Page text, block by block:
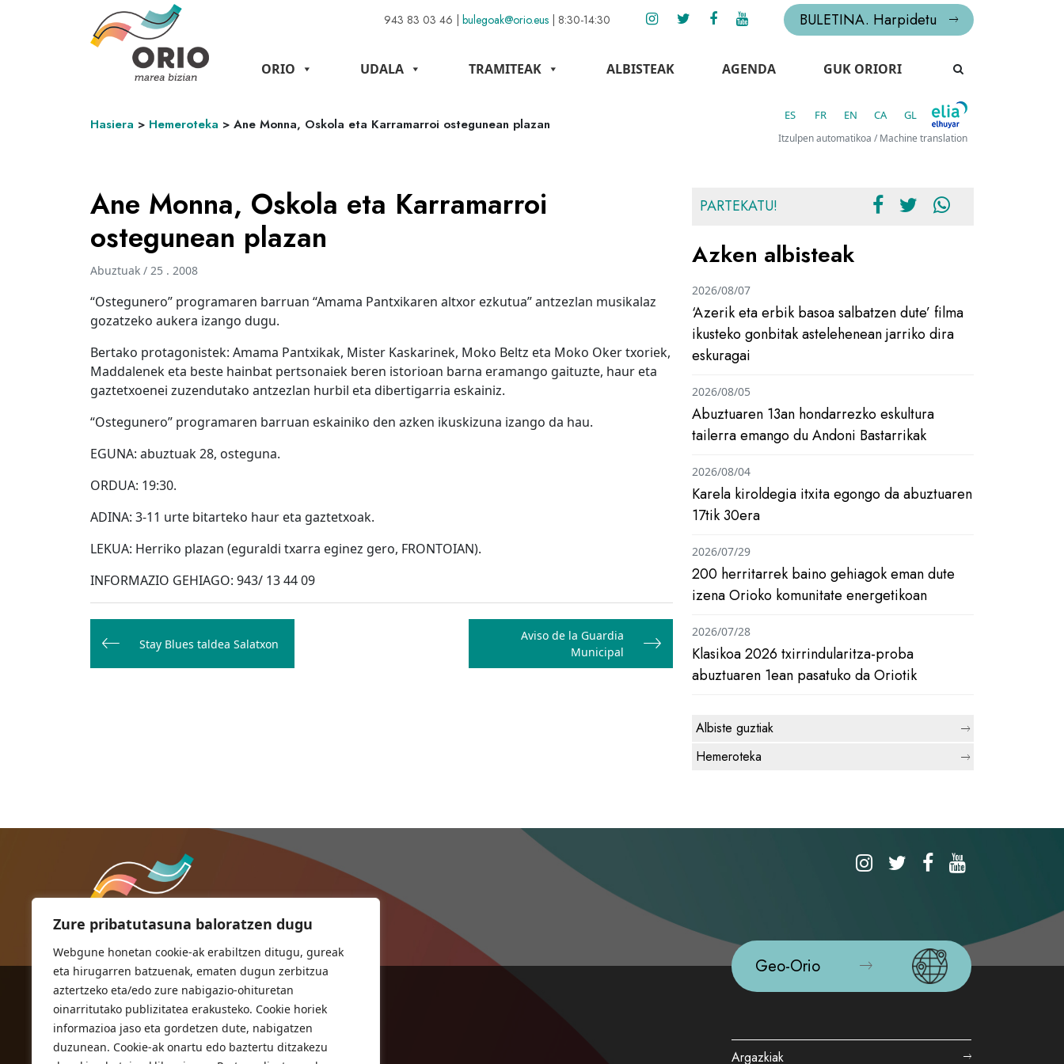
Zure pribatutasuna baloratzen dugu
Webgune honetan cookie-ak erabiltzen ditugu, gureak
eta hirugarren batzuenak, ematen dugun zerbitzua
aztertzeko eta/edo zure nabigazio-ohituretan
oinarritutako publizitatea erakusteko. Cookie horiek
informazioa jaso eta gordetzen dute, nabigatzen
duzunean. Cookie-ak onartu edo baztertu ditzakezu
943 83 03 46 | bulegoak@orio.eus | 8:30-14:30 BULETINA. Harpidetu
ORIO UDALA TRAMITEAK ALBISTEAK AGENDA GUK ORIORI
Hasiera > Hemeroteka > Ane Monna, Oskola eta Karramarroi ostegunean plazan
ES FR EN CA GL
Itzulpen automatikoa / Machine translation
Ane Monna, Oskola eta Karramarroi
ostegunean plazan
Abuztuak / 25 . 2008
“Ostegunero” programaren barruan “Amama Pantxikaren altxor ezkutua” antzezlan musikalaz
gozatzeko aukera izango dugu.
Bertako protagonistek: Amama Pantxikak, Mister Kaskarinek, Moko Beltz eta Moko Oker txoriek,
Maddalenek eta beste hainbat pertsonaiek beren istorioan barna eramango gaituzte, haur eta
gaztetxoenei zuzendutako antzezlan hurbil eta dibertigarria eskainiz.
“Ostegunero” programaren barruan eskainiko den azken ikuskizuna izango da hau.
EGUNA: abuztuak 28, osteguna.
ORDUA: 19:30.
ADINA: 3-11 urte bitarteko haur eta gaztetxoak.
LEKUA: Herriko plazan (eguraldi txarra eginez gero, FRONTOIAN).
INFORMAZIO GEHIAGO: 943/ 13 44 09
Bidalketetan
zehar
nabigatu
Stay Blues taldea Salatxon
Aviso de la Guardia
Municipal
PARTEKATU!
Azken albisteak
‘Azerik eta erbik basoa salbatzen dute’ filma
ikusteko gonbitak astelehenean jarriko dira
eskuragai
2026/08/07
Abuztuaren 13an hondarrezko eskultura
tailerra emango du Andoni Bastarrikak
2026/08/05
Karela kiroldegia itxita egongo da abuztuaren
17tik 30era
2026/08/04
200 herritarrek baino gehiagok eman dute
izena Orioko komunitate energetikoan
2026/07/29
Klasikoa 2026 txirrindularitza-proba
abuztuaren 1ean pasatuko da Oriotik
2026/07/28
Albiste guztiak
Hemeroteka
Geo-Orio
Argazkiak
ORIOKO UDALA
Herriko plaza,1
20810 Orio (Gipuzkoa)
T. 943 83 03 46